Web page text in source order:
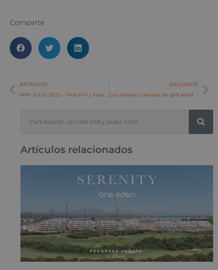
Comparte
ANTERIOR SIGUIENTE
Artículos relacionados